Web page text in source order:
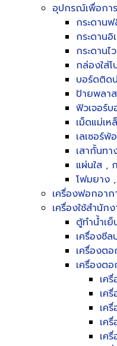
อุปกรณ์เพื่อการ
กระดาน
กระดาน
กระดานไ
กล่องใส่โ
บอร์ดติด
ป้ายพลา
ฟิวเจอร์บ
เม็ดแม่เ
เลเซอร์พ้
เสากั้นทา
แผ่นใส ,
โฟมยาง
เครื่องฟอกอาก
เครื่องใช้สำนัก
ตู้ทำน้ำเย็
เครื่องซี
เครื่องต
เครื่องต
เค
เค
เค
เค
เค